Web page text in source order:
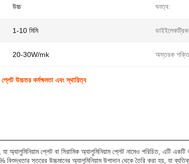
উচ্চ ঘনত্ব:
1-10 মিমি
20-30W/mk অস্তরক
প্লেট উচ্চতর কর্মক্ষমতা এবং স্থায়িত্ব
যা অ্যালুমিনিয়াম প্লেট বা সিরামিক অ্যালুমিনিয়াম প্লেট নামেও পরিচিত, এটি
স্তরের উচ্চমানের অ্যালুমিনিয়াম উপাদান থেকে তৈরি করা হয়, যা